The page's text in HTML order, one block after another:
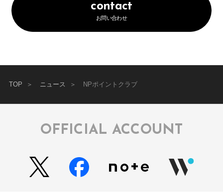
contact
お問い合わせ
TOP ニュース NPポイントクラブ
OFFICIAL ACCOUNT